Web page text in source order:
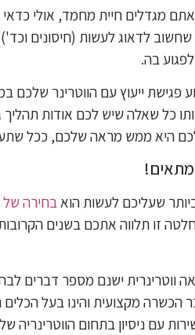
מגדלים חיית מחמד, אולי כדאי
שחשוב לדאוג לעשות (חיסונים
בה.
פגישת ייעוץ עם הווטרינר שלכם
כל שאלה שיש לכם אודות
היא ממש מראה שלכם, ככל
שעליכם לעשות הואבחירה של
זו תלווה אתכם בשנים
ווטרינרית ישנם מספר דברים
הכשרה מקצועית והינו בעל
עם ניסיון בתחום